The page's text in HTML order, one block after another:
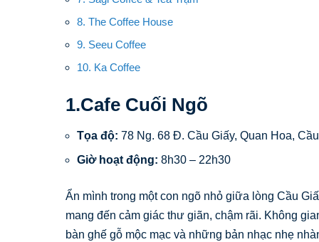
8. The Coffee House
9. Seeu Coffee
10. Ka Coffee
1.Cafe Cuối Ngõ
Tọa độ: 78 Ng. 68 Đ. Cầu Giấy, Quan Hoa,
Giờ hoạt động: 8h30 – 22h30
Ẩn mình trong một con ngõ nhỏ giữa lòng Cầu
mang đến cảm giác thư giãn, chậm rãi. Không
bàn ghế gỗ mộc mạc và những bản nhạc nhẹ